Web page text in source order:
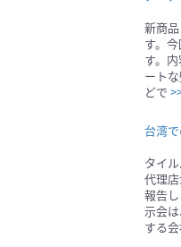
新商
す。
す。
ート
どで
台湾
タイ
代理
報告
示会
する